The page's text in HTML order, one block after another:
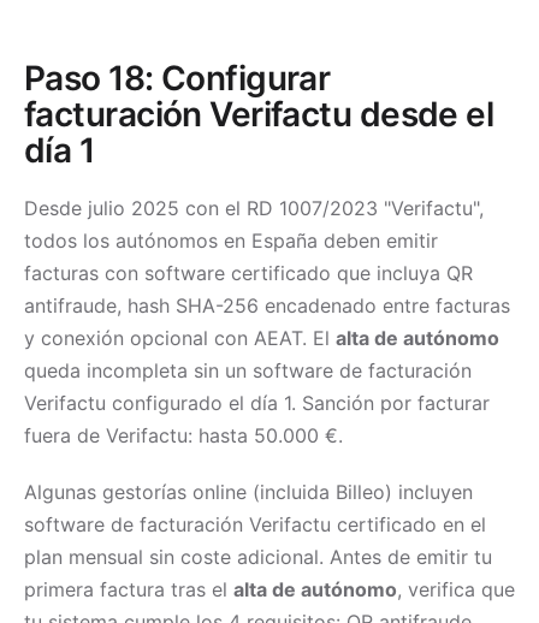
Paso 18: Configurar
facturación Verifactu desde el
día 1
Desde julio 2025 con el RD 1007/2023 "Verifactu",
todos los autónomos en España deben emitir
facturas con software certificado que incluya QR
antifraude, hash SHA-256 encadenado entre facturas
y conexión opcional con AEAT. El alta de autónomo
queda incompleta sin un software de facturación
Verifactu configurado el día 1. Sanción por facturar
fuera de Verifactu: hasta 50.000 €.
Algunas gestorías online (incluida Billeo) incluyen
software de facturación Verifactu certificado en el
plan mensual sin coste adicional. Antes de emitir tu
primera factura tras el alta de autónomo, verifica que